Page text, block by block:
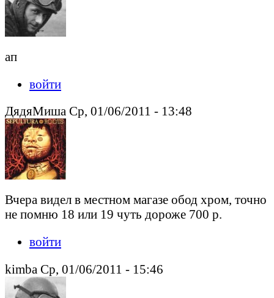
ап
войти
ДядяМиша Ср, 01/06/2011 - 13:48
Вчера видел в местном магазе обод хром, точно
не помню 18 или 19 чуть дороже 700 р.
войти
kimba Ср, 01/06/2011 - 15:46